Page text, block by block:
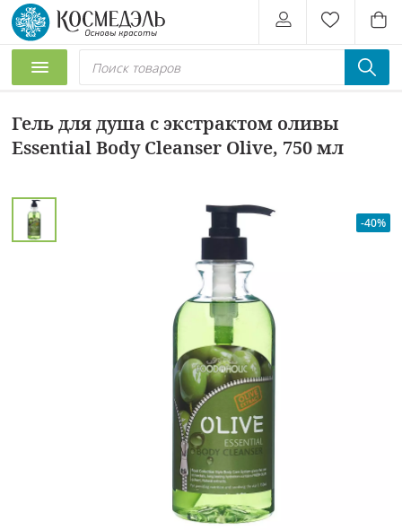
Гель для душа с экстрактом оливы
Essential Body Cleanser Olive, 750 мл
-40%